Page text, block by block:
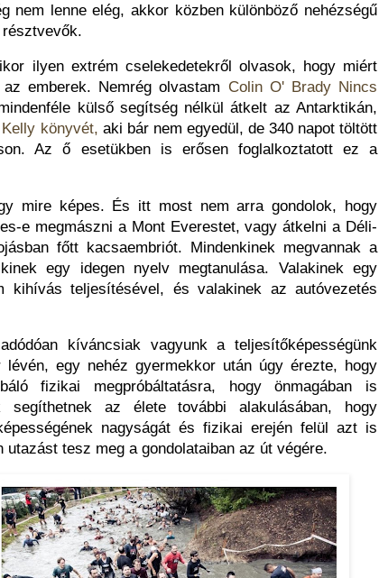
lenne elég, akkor közben különböző nehézségű
ilyen extrém cselekedetekről olvasok, hogy miért
emberek. Nemrég olvastam Colin O' Brady Nincs
külső segítség nélkül átkelt az Antarktikán,
könyvét, aki bár nem egyedül, de 340 napot töltött
Az ő esetükben is erősen foglalkoztatott ez a
mire képes. És itt most nem arra gondolok, hogy
e megmászni a Mont Everestet, vagy átkelni a Déli-
főtt kacsaembriót. Mindenkinek megvannak a
egy idegen nyelv megtanulása. Valakinek egy
kihívás teljesítésével, és valakinek az autóvezetés
kíváncsiak vagyunk a teljesítőképességünk
lévén, egy nehéz gyermekkor után úgy érezte, hogy
fizikai megpróbáltatásra, hogy önmagában is
segíthetnek az élete további alakulásában, hogy
nagyságát és fizikai erején felül azt is
tesz meg a gondolataiban az út végére.